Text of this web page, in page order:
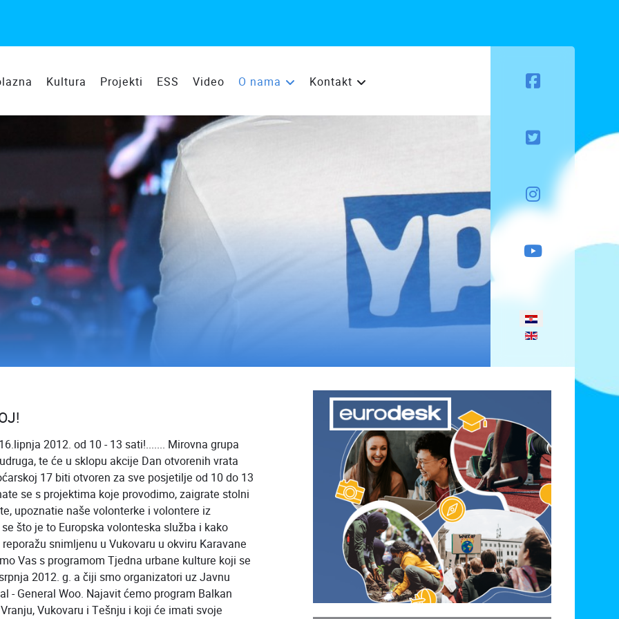
Kultura Projekti ESS Video O nama Kontakt
Odaberite svoj jezik
2012. od 10 - 13 sati!....... Mirovna grupa
te će u sklopu akcije Dan otvorenih vrata
17 biti otvoren za sve posjetilje od 10 do 13
se s projektima koje provodimo, zaigrate stolni
upoznatie naše volonterke i volontere iz
što je to Europska volonteska služba i kako
snimljenu u Vukovaru u okviru Karavane
Vas s programom Tjedna urbane kulture koji se
2012. g. a čiji smo organizatori uz Javnu
- General Woo. Najavit ćemo program Balkan
Vukovaru i Tešnju i koji će imati svoje